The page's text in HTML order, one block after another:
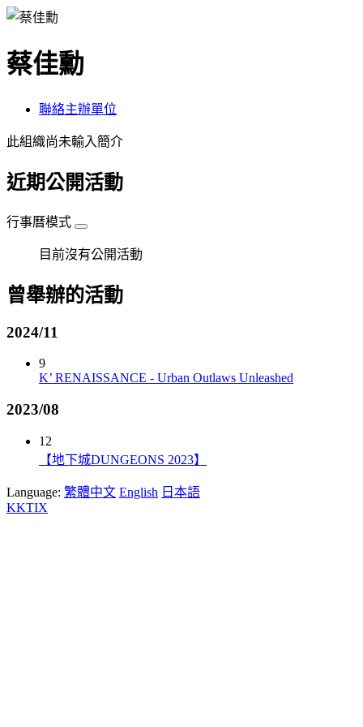
蔡佳勳
聯絡主辦單位
此組織尚未輸入簡介
近期公開活動
行事曆模式
目前沒有公開活動
曾舉辦的活動
2024/11
9
K’ RENAISSANCE - Urban Outlaws Unleashed
2023/08
12
【地下城DUNGEONS 2023】
Language: 繁體中文 English 日本語
KKTIX